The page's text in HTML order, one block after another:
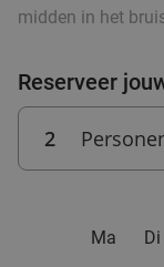
Di Wo
Do
Veendam
midden in het
Reserveer
2
Ma
Di